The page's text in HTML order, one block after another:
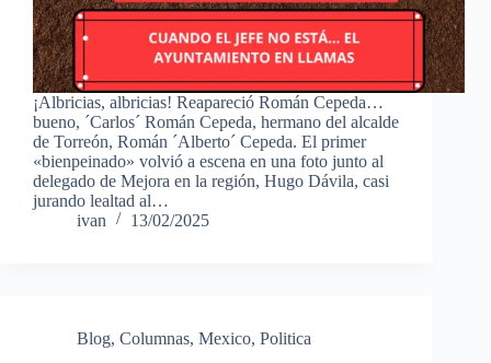
¡Albricias, albricias! Reapareció Román Cepeda…
bueno, ´Carlos´ Román Cepeda, hermano del alcalde
de Torreón, Román ´Alberto´ Cepeda. El primer
«bienpeinado» volvió a escena en una foto junto al
delegado de Mejora en la región, Hugo Dávila, casi
jurando lealtad al…
ivan
13/02/2025
Blog, Columnas, Mexico, Politica